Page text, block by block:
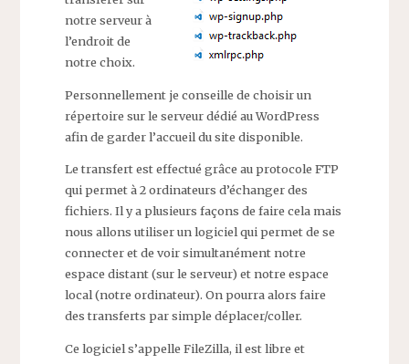
notre serveur à
l’endroit de
notre choix.
Personnellement je conseille de choisir un
répertoire sur le serveur dédié au WordPress
afin de garder l’accueil du site disponible.
Le transfert est effectué grâce au protocole FTP
qui permet à 2 ordinateurs d’échanger des
fichiers. Il y a plusieurs façons de faire cela mais
nous allons utiliser un logiciel qui permet de se
connecter et de voir simultanément notre
espace distant (sur le serveur) et notre espace
local (notre ordinateur). On pourra alors faire
des transferts par simple déplacer/coller.
Ce logiciel s’appelle FileZilla, il est libre et